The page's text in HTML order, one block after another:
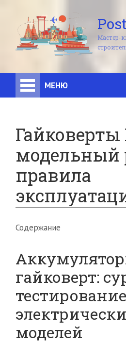
Мастер-
МЕНЮ
Гайковерты
модельный
правила
Содержание
гайковерт:
моделей